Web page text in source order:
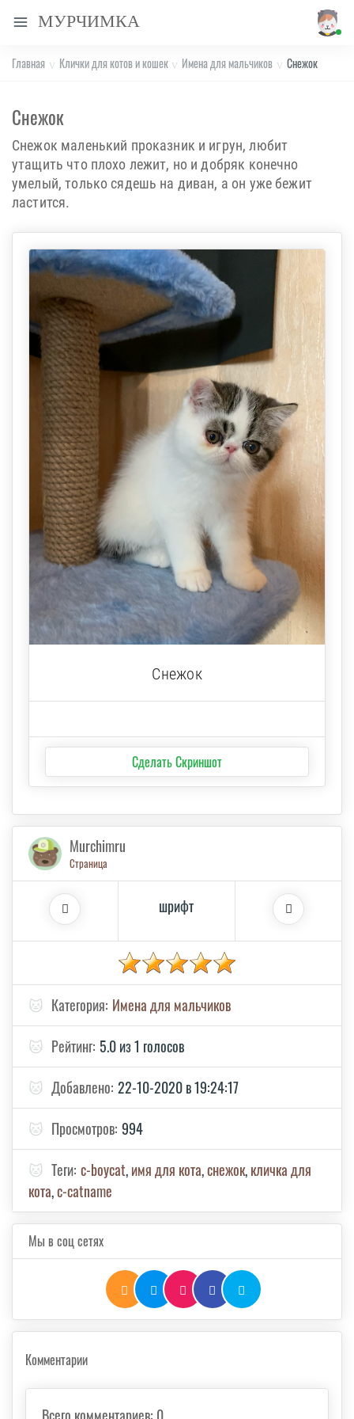
МУРЧИМКА
Главная Клички для котов и кошек Имена для мальчиков Снежок
Снежок
Снежок маленький проказник и игрун, любит
утащить что плохо лежит, но и добряк конечно
умелый, только сядешь на диван, а он уже бежит
ластится.
Снежок
Сделать Скриншот
Murchimru
Страница
шрифт
🐱 Категория: Имена для мальчиков
🐱 Рейтинг: 5.0 из 1 голосов
🐱 Добавлено: 22-10-2020 в 19:24:17
🐱 Просмотров: 994
🐱 Теги: с-boycat,имя для кота,снежок,кличка для
кота,с-catname
Мы в соц сетях
Комментарии
Всего комментариев: 0